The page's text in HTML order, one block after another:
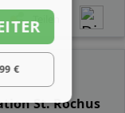
Teilen
St. Rochus
€